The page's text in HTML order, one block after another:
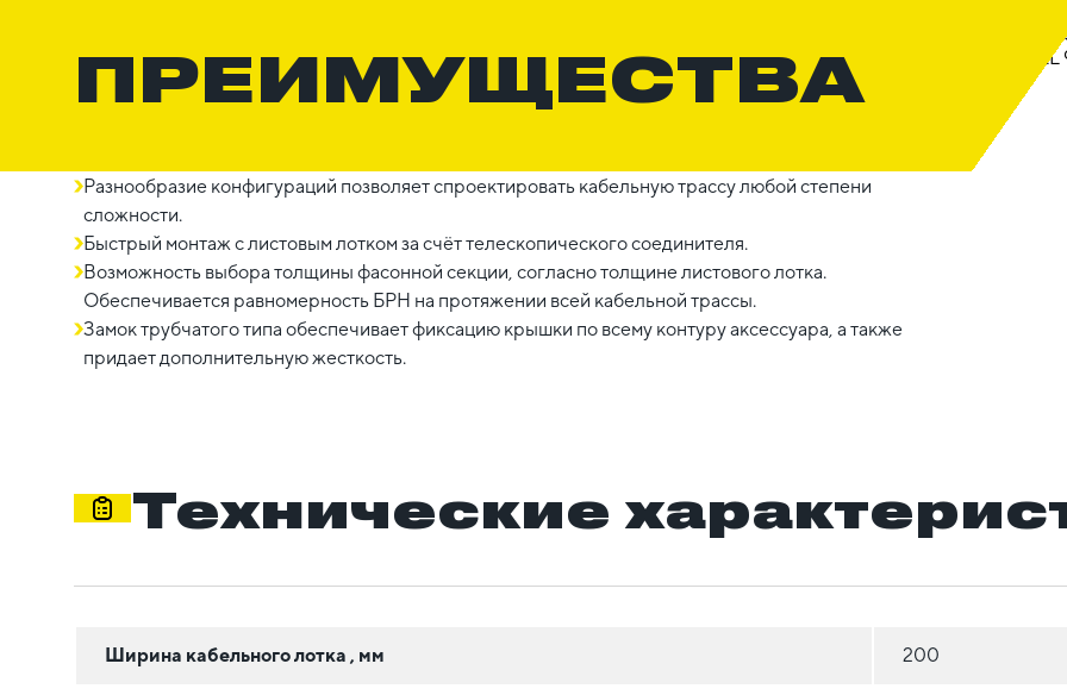
ПРЕИМУЩЕСТВА
Разнообразие конфигураций позволяет спроектировать кабельную трассу любой степени
сложности.
Быстрый монтаж с листовым лотком за счёт телескопического соединителя.
Возможность выбора толщины фасонной секции, согласно толщине листового лотка.
Обеспечивается равномерность БРН на протяжении всей кабельной трассы.
Замок трубчатого типа обеспечивает фиксацию крышки по всему контуру аксессуара, а также
придает дополнительную жесткость.
Технические
Ширина кабельного лотка , мм 200